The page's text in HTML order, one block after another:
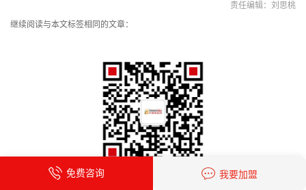
责任编辑：刘思桃
继续阅读与本文标签相同的文章：
免费咨询 我要加盟